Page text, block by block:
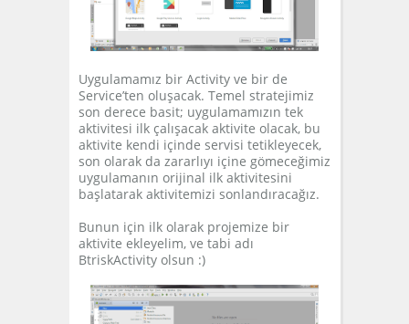
Uygulamamız bir Activity ve bir de
Service’ten oluşacak. Temel stratejimiz
son derece basit; uygulamamızın tek
aktivitesi ilk çalışacak aktivite olacak, bu
aktivite kendi içinde servisi tetikleyecek,
son olarak da zararlıyı içine gömeceğimiz
uygulamanın orijinal ilk aktivitesini
başlatarak aktivitemizi sonlandıracağız.
Bunun için ilk olarak projemize bir
aktivite ekleyelim, ve tabi adı
BtriskActivity olsun :)